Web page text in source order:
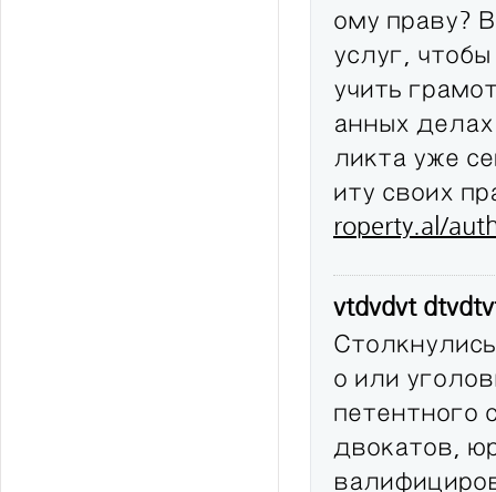
ому праву?
услуг,
учить
анных
ликта уже
иту своих
roperty.al/
vtdvdvt
о или
петентного
двокатов,